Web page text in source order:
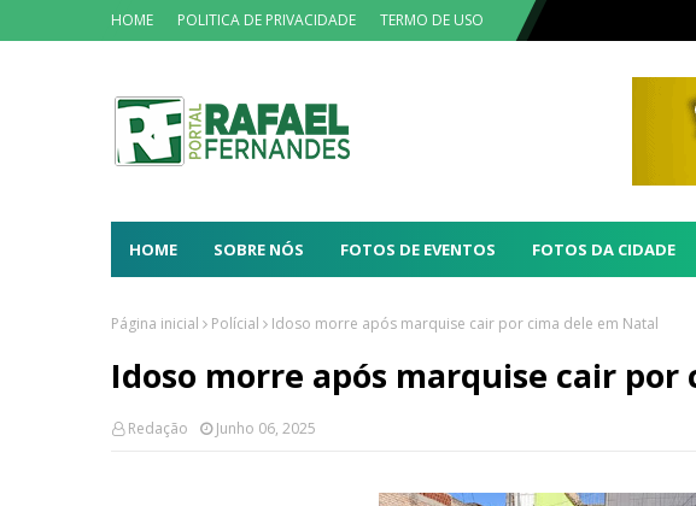
HOME POLITICA DE PRIVACIDADE TERMO DE USO
HOME SOBRE NÓS FOTOS DE EVENTOS FOTOS DA CIDADE
Página inicial Polícial Idoso morre após marquise cair por cima dele em Natal
Idoso morre após marquise cair por
Redação Junho 06, 2025